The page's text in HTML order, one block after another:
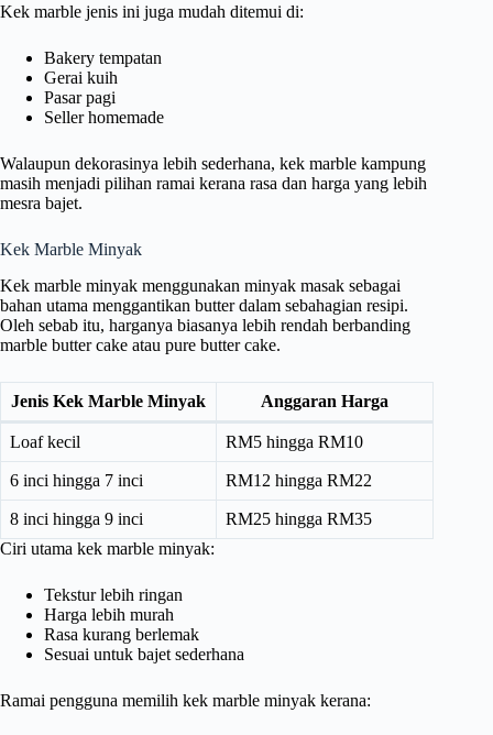
Kek marble jenis ini juga mudah ditemui di:
Bakery tempatan
Gerai kuih
Pasar pagi
Seller homemade
Walaupun dekorasinya lebih sederhana, kek marble kampung
masih menjadi pilihan ramai kerana rasa dan harga yang lebih
mesra bajet.
Kek Marble Minyak
Kek marble minyak menggunakan minyak masak sebagai
bahan utama menggantikan butter dalam sebahagian resipi.
Oleh sebab itu, harganya biasanya lebih rendah berbanding
marble butter cake atau pure butter cake.
Jenis Kek Marble Minyak Anggaran Harga
Loaf kecil RM5 hingga RM10
6 inci hingga 7 inci RM12 hingga RM22
8 inci hingga 9 inci
RM25 hingga RM35
Ciri utama kek marble minyak:
Tekstur lebih ringan
Harga lebih murah
Rasa kurang berlemak
Sesuai untuk bajet sederhana
Ramai pengguna memilih kek marble minyak kerana: